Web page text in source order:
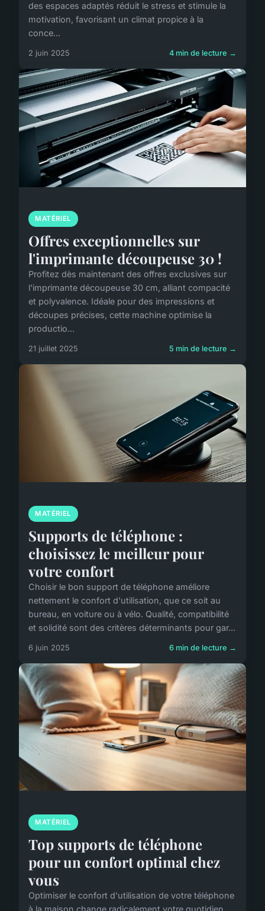
des espaces adaptés réduit le stress et stimule la
motivation, favorisant un climat propice à la
conce...
2 juin 2025 4 min de lecture →
MATÉRIEL
Offres exceptionnelles sur
l'imprimante découpeuse 30 !
Profitez dès maintenant des offres exclusives sur
l'imprimante découpeuse 30 cm, alliant compacité
et polyvalence. Idéale pour des impressions et
découpes précises, cette machine optimise la
productio...
21 juillet 2025 5 min de lecture →
MATÉRIEL
Supports de téléphone :
choisissez le meilleur pour
votre confort
Choisir le bon support de téléphone améliore
nettement le confort d'utilisation, que ce soit au
bureau, en voiture ou à vélo. Qualité, compatibilité
et solidité sont des critères déterminants pour gar...
6 juin 2025 6 min de lecture →
MATÉRIEL
Top supports de téléphone
pour un confort optimal chez
vous
Optimiser le confort d'utilisation de votre téléphone
à la maison change radicalement votre quotidien.